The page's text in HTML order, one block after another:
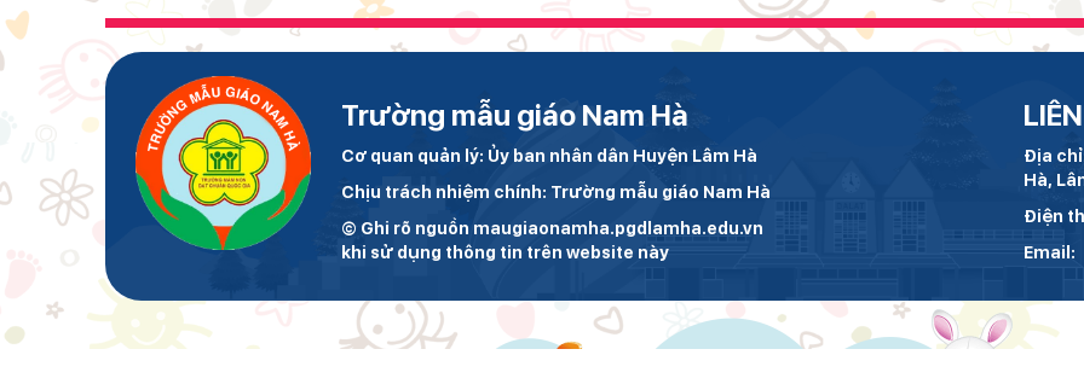
đoạn
nhìn
2025
trường giai đoạn
2023-2025
nhà trường giai đoạn
2023-2025
nhà
2019-2023 Tầm nhìn
Trường mẫu giáo Nam Hà
Cơ quan quản lý: Ủy ban nhân dân Huyện Lâm Hà
Chịu trách nhiệm chính: Trường mẫu giáo Nam Hà
© Ghi rõ nguồn maugiaonamha.pgdlamha.edu.vn
khi sử dụng thông tin trên website này
Địa
Hà,
Điện
Email: